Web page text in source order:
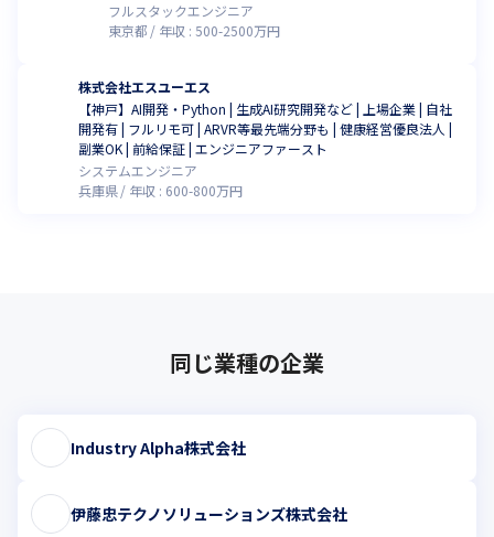
フルスタックエンジニア
東京都
年収 : 500-2500万円
株式会社エスユーエス
【神戸】AI開発・Python | 生成AI研究開発など | 上場企業 | 自社
開発有 | フルリモ可 | ARVR等最先端分野も | 健康経営優良法人 |
副業OK | 前給保証 | エンジニアファースト
システムエンジニア
兵庫県
年収 : 600-800万円
同じ業種の企業
Industry Alpha株式会社
伊藤忠テクノソリューションズ株式会社